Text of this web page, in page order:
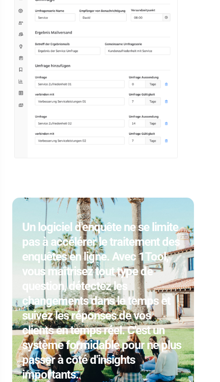
Un logiciel d'enquête ne se limite
pas à accélérer le traitement des
enquêtes en ligne. Avec 1Tool,
vous maîtrisez tout type de
question, détectez les
changements dans le temps et
suivez les réponses de vos
clients en temps réel. C'est un
système formidable pour ne plus
passer à côté d'insights
importants.